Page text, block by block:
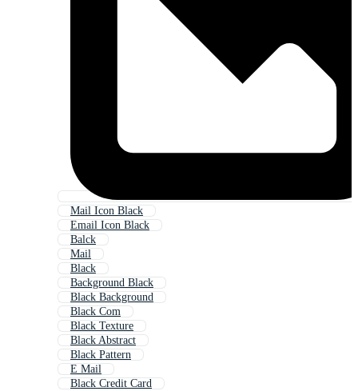
Mail Icon Black
Email Icon Black
Balck
Mail
Black
Background Black
Black Background
Black Com
Black Texture
Black Abstract
Black Pattern
E Mail
Black Credit Card